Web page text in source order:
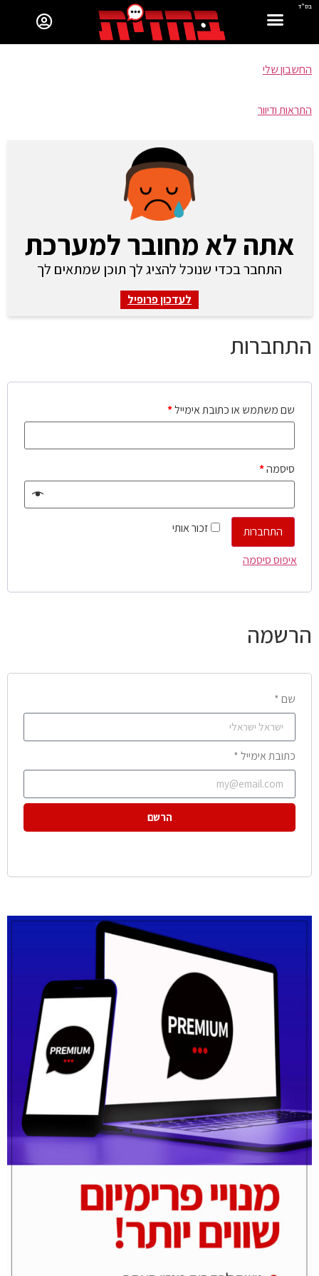
בס"ד
החשבון שלי
התראות ודיוור
אתה לא מחובר למערכת
התחבר בכדי שנוכל להציג לך תוכן שמתאים לך
לעדכון פרופיל
התחברות
שם משתמש או כתובת אימייל*
סיסמה*
זכור אותי
התחברות
איפוס סיסמה
הרשמה
שם *
כתובת אימייל *
הרשם